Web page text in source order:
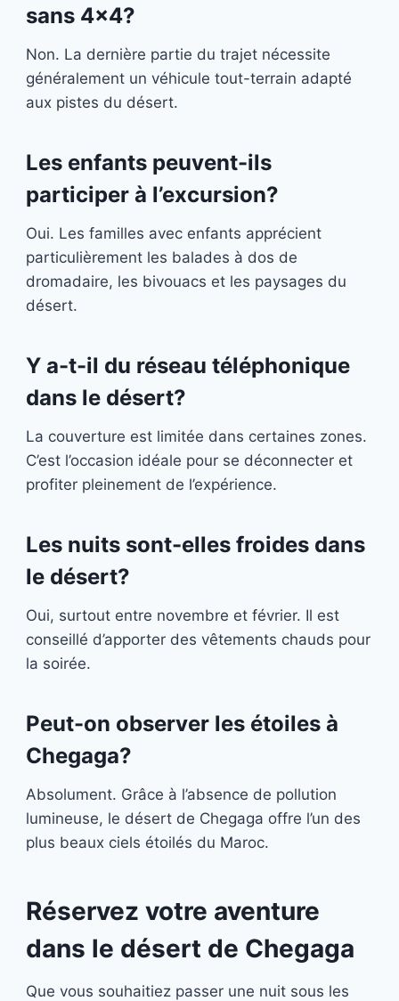
sans 4×4?
Non. La dernière partie du trajet nécessite
généralement un véhicule tout-terrain adapté
aux pistes du désert.
Les enfants peuvent-ils
participer à l’excursion?
Oui. Les familles avec enfants apprécient
particulièrement les balades à dos de
dromadaire, les bivouacs et les paysages du
désert.
Y a-t-il du réseau téléphonique
dans le désert?
La couverture est limitée dans certaines zones.
C’est l’occasion idéale pour se déconnecter et
profiter pleinement de l’expérience.
Les nuits sont-elles froides dans
le désert?
Oui, surtout entre novembre et février. Il est
conseillé d’apporter des vêtements chauds pour
la soirée.
Peut-on observer les étoiles à
Chegaga?
Absolument. Grâce à l’absence de pollution
lumineuse, le désert de Chegaga offre l’un des
plus beaux ciels étoilés du Maroc.
Réservez votre aventure
dans le désert de Chegaga
Que vous souhaitiez passer une nuit sous les